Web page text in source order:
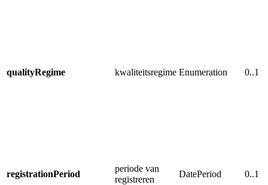
qualityRegime kwaliteitsregime Enumeration 0..1
registrationPeriod
periode van
registreren
DatePeriod 0..1